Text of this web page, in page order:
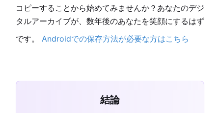
コピーすることから始めてみませんか？あなたのデジ
タルアーカイブが、数年後のあなたを笑顔にするはず
です。 Androidでの保存方法が必要な方はこちら
結論